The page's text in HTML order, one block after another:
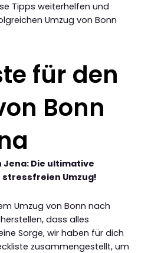
Tipps weiterhelfen und
Umzug von Bonn
für den
Bonn
Jena: Die ultimative
Umzug!
Umzug von Bonn nach
dass alles
Sorge, wir haben für dich
zusammengestellt, um